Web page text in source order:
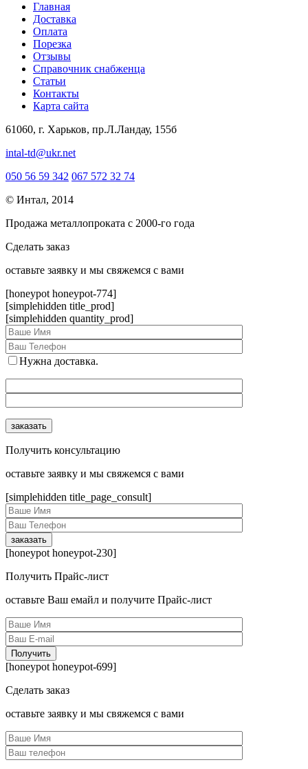
Главная
Доставка
Оплата
Порезка
Отзывы
Справочник снабженца
Статьи
Контакты
Карта сайта
61060, г. Харьков, пр.Л.Ландау, 155б
intal-td@ukr.net
050 56 59 342 067 572 32 74
© Интал, 2014
Продажа металлопроката с 2000-го года
Сделать заказ
оcтавьте заявку и мы свяжемся с вами
[honeypot honeypot-774]
[simplehidden title_prod]
[simplehidden quantity_prod]
Нужна доставка.
Получить консультацию
оcтавьте заявку и мы свяжемся с вами
[simplehidden title_page_consult]
[honeypot honeypot-230]
Получить Прайс-лист
оcтавьте Ваш емайл и получите Прайс-лист
[honeypot honeypot-699]
Сделать заказ
оcтавьте заявку и мы свяжемся с вами